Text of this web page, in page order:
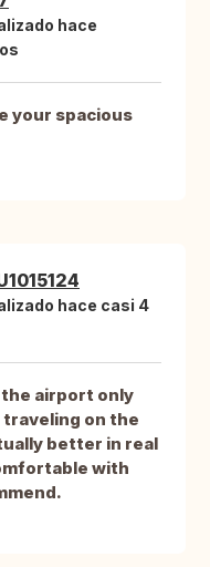
hace
your spacious
hace casi 4
airport only
traveling on the
better in real
with